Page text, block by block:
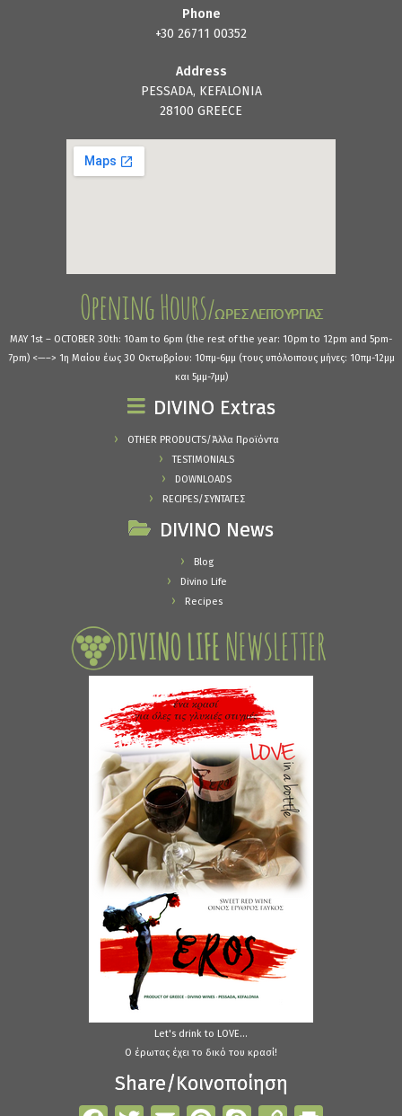
Phone
+30 26711 00352
Address
PESSADA, KEFALONIA
28100 GREECE
MAY 1st – OCTOBER 30th: 10am to 6pm (the rest of the year: 10pm to 12pm and 5pm-
7pm) <—–> 1η Μαίου έως 30 Οκτωβρίου: 10πμ-6μμ (τους υπόλοιπους μήνες: 10πμ-12μμ
και 5μμ-7μμ)
DIVINO Extras
OTHER PRODUCTS/Άλλα Προϊόντα
TESTIMONIALS
DOWNLOADS
RECIPES/ΣΥΝΤΑΓΕΣ
DIVINO News
Blog
Divino Life
Recipes
Let's drink to LOVE...
Ο έρωτας έχει το δικό του κρασί!
Share/Κοινοποίηση